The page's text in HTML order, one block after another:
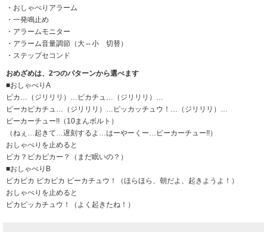
・おしゃべりアラーム
・一発鳴止め
・アラームモニター
・アラーム音量調節（大⇔小 切替）
・ステップセコンド
おめざめは、2つのパターンから選べます
■おしゃべりA
ピカ…（ジリリリ）…ピカチュ…（ジリリリ）…
ピーカピカチュ…（ジリリリ）…ピッカッチュウ！…（ジリリリ）…
ピーカーチュー!!（10まんボルト）
（ねぇ…起きて…遅刻するよ…はーやーくー…ピーカーチュー!!）
おしゃべりを止めると
ピカ？ピカピカー？（まだ眠いの？）
■おしゃべりB
ピカピカ ピカピカ ピーカチュウ！（ほらほら、朝だよ、起きようよ！）
おしゃべりを止めると
ピカピッカチュウ！（よく起きたね！）